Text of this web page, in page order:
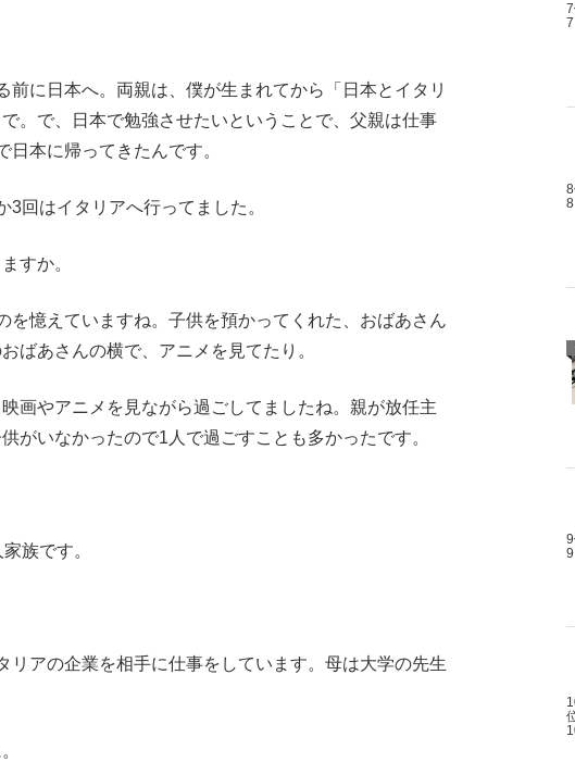
に日本へ。両親は、僕が生まれてから「日本とイタリ
。で、日本で勉強させたいということで、父親は仕事
本に帰ってきたんです。
回はイタリアへ行ってました。
すか。
憶えていますね。子供を預かってくれた、おばあさん
ばあさんの横で、アニメを見てたり。
画やアニメを見ながら過ごしてましたね。親が放任主
がいなかったので1人で過ごすことも多かったです。
族です。
アの企業を相手に仕事をしています。母は大学の先生
7
8
9